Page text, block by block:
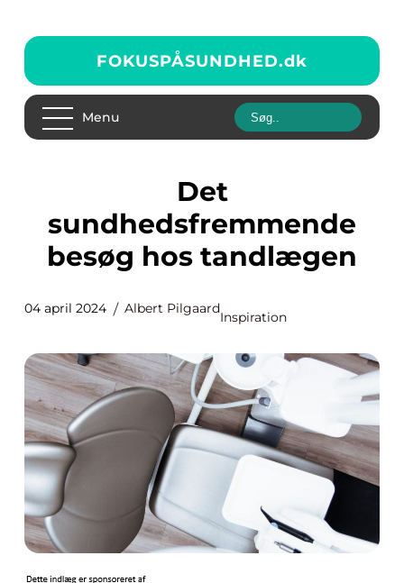
FOKUSPÅSUNDHED.dk
Menu
Det
sundhedsfremmende
besøg hos tandlægen
04 april 2024 Albert Pilgaard
Inspiration